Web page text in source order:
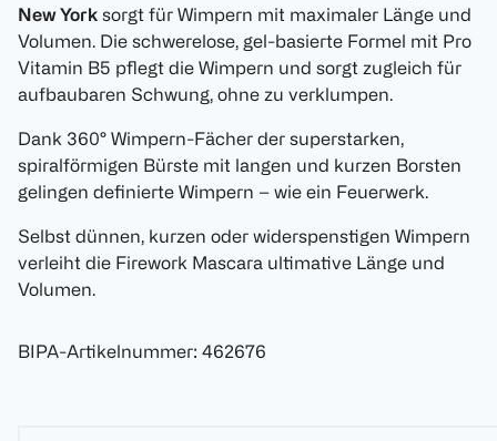
New York sorgt für Wimpern mit maximaler Länge und
Volumen. Die schwerelose, gel-basierte Formel mit Pro
Vitamin B5 pflegt die Wimpern und sorgt zugleich für
aufbaubaren Schwung, ohne zu verklumpen.
Dank 360° Wimpern-Fächer der superstarken,
spiralförmigen Bürste mit langen und kurzen Borsten
gelingen definierte Wimpern – wie ein Feuerwerk.
Selbst dünnen, kurzen oder widerspenstigen Wimpern
verleiht die Firework Mascara ultimative Länge und
Volumen.
BIPA-Artikelnummer: 462676